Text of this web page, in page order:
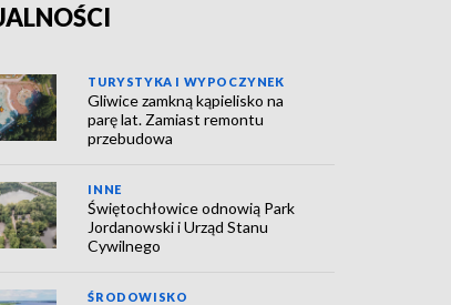
TURYSTYKA I WYPOCZYNEK
Gliwice zamkną kąpielisko na
parę lat. Zamiast remontu
przebudowa
INNE
Świętochłowice odnowią Park
Jordanowski i Urząd Stanu
Cywilnego
ŚRODOWISKO